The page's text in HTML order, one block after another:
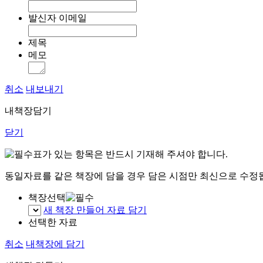
발신자 이메일
제목
메모
취소 내보내기
내책장담기
닫기
표가 있는 항목은 반드시 기재해 주셔야 합니다.
동일자료를 같은 책장에 담을 경우 담은 시점만 최신으로 수정
책장선택
새 책장 만들어 자료 담기
선택한 자료
취소 내책장에 담기